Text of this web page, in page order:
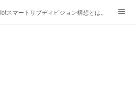
Iotスマートサブヂィビジョン構想とは。